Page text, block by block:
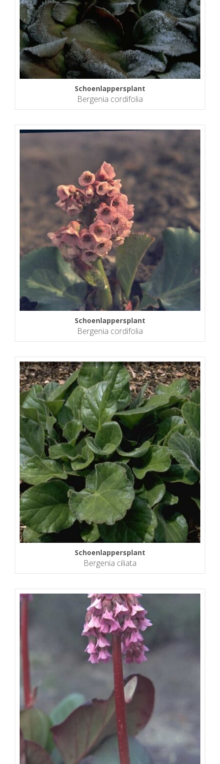
Schoenlappersplant
Bergenia cordifolia
Schoenlappersplant
Bergenia cordifolia
Schoenlappersplant
Bergenia ciliata